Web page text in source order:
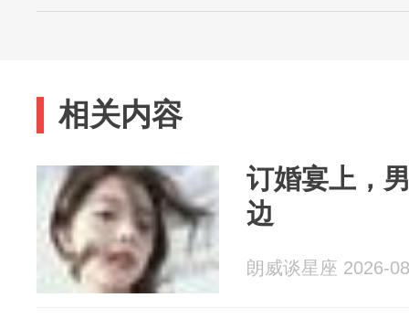
相关内容
订婚宴上，
边
朗威谈星座 2026-